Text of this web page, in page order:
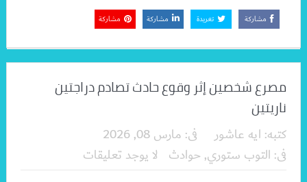
مشاركة تغريدة مشاركة مشاركة
مصرع شخصين إثر وقوع حادث تصادم دراجتين
ناريتين
كتبه: ايه عاشور فى: مارس 08, 2026
فى: التوب ستوري, حوادث لا يوجد تعليقات